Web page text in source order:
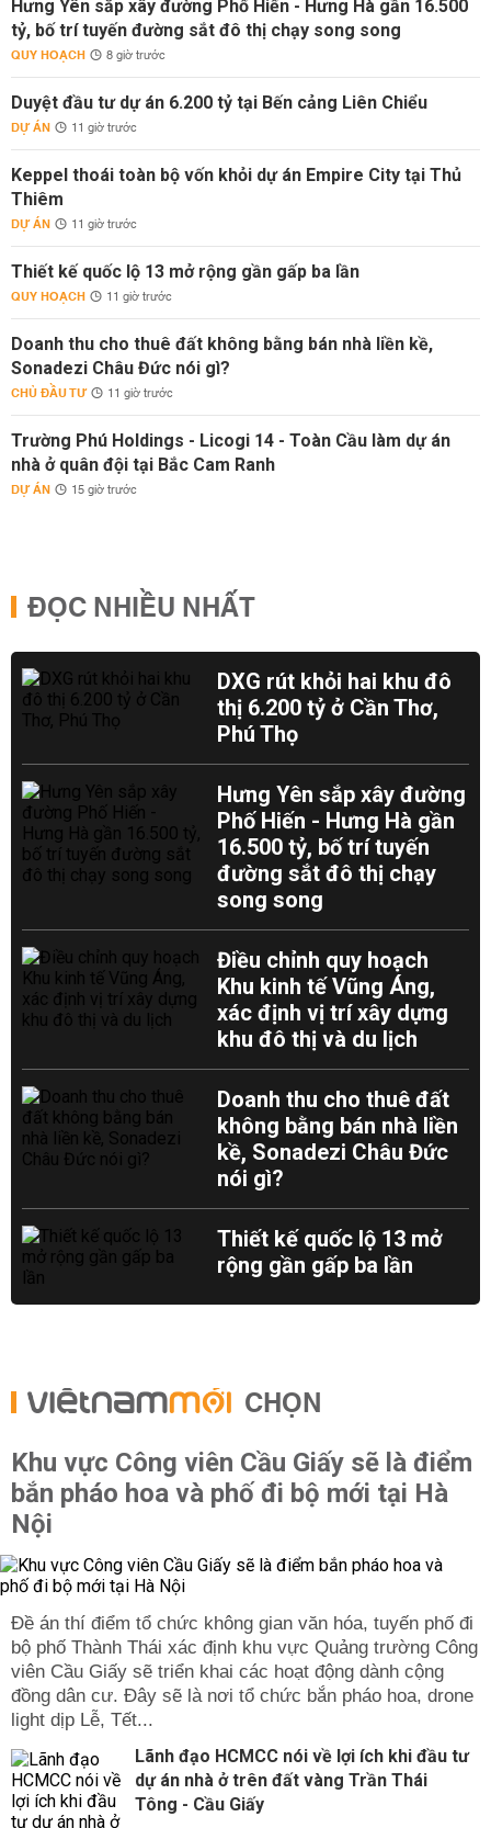
Hưng Yên sắp xây đường Phố Hiến - Hưng Hà gần 16.500
tỷ, bố trí tuyến đường sắt đô thị chạy song song
QUY HOẠCH 8 giờ trước
Duyệt đầu tư dự án 6.200 tỷ tại Bến cảng Liên Chiểu
DỰ ÁN 11 giờ trước
Keppel thoái toàn bộ vốn khỏi dự án Empire City tại Thủ
Thiêm
DỰ ÁN 11 giờ trước
Thiết kế quốc lộ 13 mở rộng gần gấp ba lần
QUY HOẠCH 11 giờ trước
Doanh thu cho thuê đất không bằng bán nhà liền kề,
Sonadezi Châu Đức nói gì?
CHỦ ĐẦU TƯ 11 giờ trước
Trường Phú Holdings - Licogi 14 - Toàn Cầu làm dự án
nhà ở quân đội tại Bắc Cam Ranh
DỰ ÁN 15 giờ trước
ĐỌC NHIỀU NHẤT
DXG rút khỏi hai khu đô
thị 6.200 tỷ ở Cần Thơ,
Phú Thọ
Hưng Yên sắp xây đường
Phố Hiến - Hưng Hà gần
16.500 tỷ, bố trí tuyến
đường sắt đô thị chạy
song song
Điều chỉnh quy hoạch
Khu kinh tế Vũng Áng,
xác định vị trí xây dựng
khu đô thị và du lịch
Doanh thu cho thuê đất
không bằng bán nhà liền
kề, Sonadezi Châu Đức
nói gì?
Thiết kế quốc lộ 13 mở
rộng gần gấp ba lần
CHỌN
Khu vực Công viên Cầu Giấy sẽ là điểm
bắn pháo hoa và phố đi bộ mới tại Hà
Nội
Đề án thí điểm tổ chức không gian văn hóa, tuyến phố đi
bộ phố Thành Thái xác định khu vực Quảng trường Công
viên Cầu Giấy sẽ triển khai các hoạt động dành cộng
đồng dân cư. Đây sẽ là nơi tổ chức bắn pháo hoa, drone
light dịp Lễ, Tết...
Lãnh đạo HCMCC nói về lợi ích khi đầu tư
dự án nhà ở trên đất vàng Trần Thái
Tông - Cầu Giấy